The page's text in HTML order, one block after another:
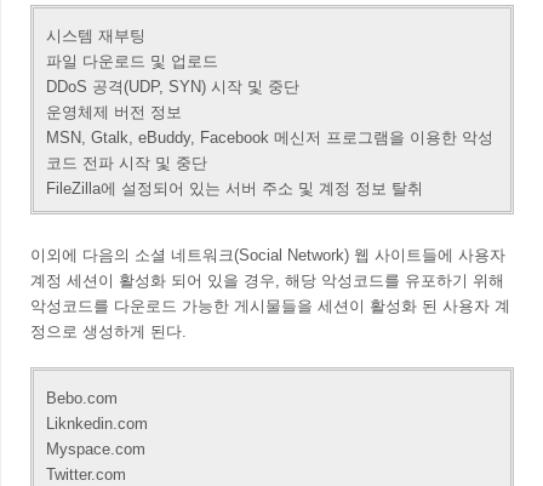
시스템 재부팅
파일 다운로드 및 업로드
DDoS 공격(UDP, SYN) 시작 및 중단
운영체제 버전 정보
MSN, Gtalk, eBuddy, Facebook 메신저 프로그램을 이용한 악성
코드 전파 시작 및 중단
FileZilla에 설정되어 있는 서버 주소 및 계정 정보 탈취
이외에 다음의 소셜 네트워크(Social Network) 웹 사이트들에 사용자
계정 세션이 활성화 되어 있을 경우, 해당 악성코드를 유포하기 위해
악성코드를 다운로드 가능한 게시물들을 세션이 활성화 된 사용자 계
정으로 생성하게 된다.
Bebo.com
Liknkedin.com
Myspace.com
Twitter.com